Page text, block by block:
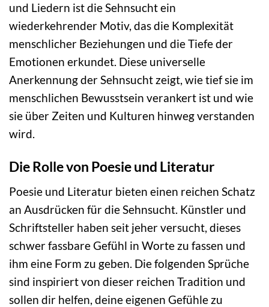
und Liedern ist die Sehnsucht ein
wiederkehrender Motiv, das die Komplexität
menschlicher Beziehungen und die Tiefe der
Emotionen erkundet. Diese universelle
Anerkennung der Sehnsucht zeigt, wie tief sie im
menschlichen Bewusstsein verankert ist und wie
sie über Zeiten und Kulturen hinweg verstanden
wird.
Die Rolle von Poesie und Literatur
Poesie und Literatur bieten einen reichen Schatz
an Ausdrücken für die Sehnsucht. Künstler und
Schriftsteller haben seit jeher versucht, dieses
schwer fassbare Gefühl in Worte zu fassen und
ihm eine Form zu geben. Die folgenden Sprüche
sind inspiriert von dieser reichen Tradition und
sollen dir helfen, deine eigenen Gefühle zu